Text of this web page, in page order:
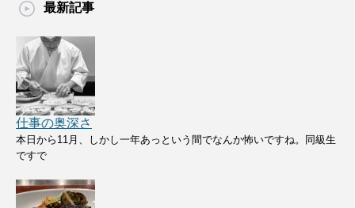
最新記事
仕事の奥深さ
本日から11月、しかし一年あっという間でなんか怖いですね。同級生
ですで